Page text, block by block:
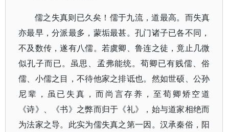
儒之失真则已久矣！儒于九流，道最高。而失真
亦最早，分派最多，蒙垢最甚。孔门诸子已各不同，
不及数传，遂有八儒。若虞卿、鲁连之徒，竟止几微
似孔子而已。虽思、孟弗能统。荀卿已有贱儒、俗
儒、小儒之目，不待他家之排诋也。然如世硕、公孙
尼辈，虽已失真，而尚言存养，至荀卿矫空道
《诗》、《书》之弊而归于《礼》，始与道家相绝而
为法家之导。此实为儒失真之第一因。汉承秦俗，阳